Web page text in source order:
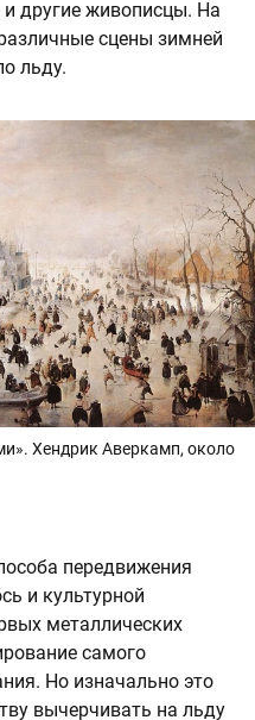
другие живописцы. На
сцены зимней
льду.
Хендрик Аверкамп, около
передвижения
и культурной
металлических
самого
Но изначально это
вычерчивать на льду